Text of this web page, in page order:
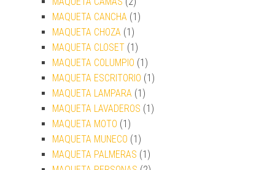
MAQUETA CANCHA (1)
MAQUETA CHOZA (1)
MAQUETA CLOSET (1)
MAQUETA COLUMPIO (1)
MAQUETA ESCRITORIO (1)
MAQUETA LAMPARA (1)
MAQUETA LAVADEROS (1)
MAQUETA MOTO (1)
MAQUETA MUNECO (1)
MAQUETA PALMERAS (1)